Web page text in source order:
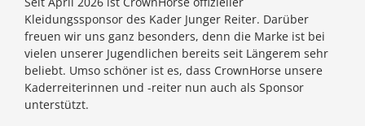
Kleidungssponsor des Kader Junger Reiter. Darüber
freuen wir uns ganz besonders, denn die Marke ist bei
vielen unserer Jugendlichen bereits seit Längerem sehr
beliebt. Umso schöner ist es, dass CrownHorse unsere
Kaderreiterinnen und -reiter nun auch als Sponsor
unterstützt.